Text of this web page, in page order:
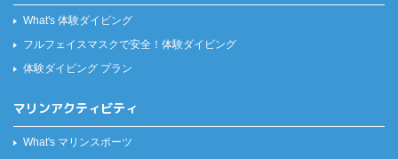
What's 体験ダイビング
フルフェイスマスクで安全！ 体験ダイビング
体験ダイビング プラン
マリンアクティビティ
What's マリンスポーツ